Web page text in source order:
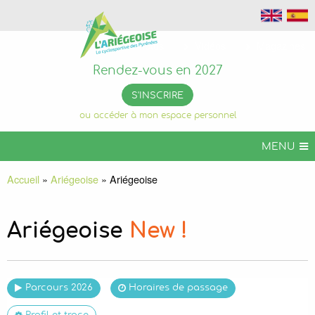
Photos
Rendez-vous en 2027
S'INSCRIRE
ou accéder à mon espace personnel
MENU
L’ARIÉGEOISE
+ DE CHALLENGES
L’ARIÉGEOISE PERMANENTE
Accueil» Ariégeoise» Ariégeoise
Ariégeoise New !
Parcours 2026 Horaires de passage